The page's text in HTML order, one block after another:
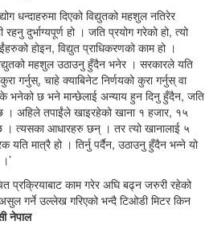
धन्दाहरुमा दिएको विद्युतको महशुल नतिरेर
दुर्भाग्यपूर्ण हो । जति प्रयोग गरेको हो, त्यो
होइन, विद्युत प्राधिकरणको काम हो ।
महशुल उठाउनु हुँदैन भनेर । सरकारले यति
गर्नुस्, चाहे क्याबिनेट निर्णयको कुरा गर्नुस् वा
के भनेको छ भने मान्छेलाई अन्याय हुन दिनु हुँदैन, जति
। अहिले तपाईंले खाइरहेको खाना १ हजार, १५
त्यसका आधारहरु छन् । तर त्यो खानालाई ५
मात्रै हो । तिर्नु पर्दैन, उठाउनु हुँदैन भन्ने यो
प्रक्रियाबाट काम गरेर अघि बढ्न जरुरी रहेको
गर्ने उल्लेख गरिएको भन्दै टिओडी मिटर किन
नेपाल